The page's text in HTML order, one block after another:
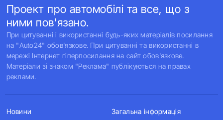
Проект про автомобілі та все, що з
ними пов'язано.
При цитуванні і використанні будь-яких матеріалів посилання
на "Auto24" обов'язкове. При цитуванні та використанні в
мережі Інтернет гіперпосилання на сайт обов'язкове.
Матеріали зі знаком "Реклама" публікуються на правах
реклами.
Новини Загальна інформація